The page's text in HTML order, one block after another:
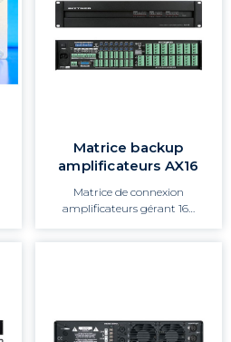
Matrice backup
amplificateurs AX16
Matrice de connexion
amplificateurs gérant 16…